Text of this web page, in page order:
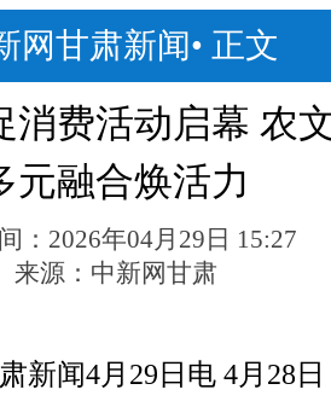
网甘肃新闻• 正文
消费活动启幕 农
元融合焕活力
： 2026年04月29日 15:27
来源： 中新网甘肃
闻4月29日电 4月28日